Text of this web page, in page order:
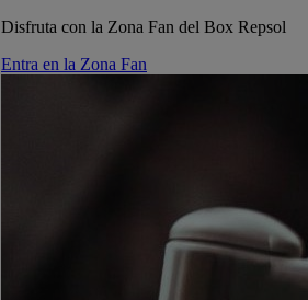
Disfruta con la Zona Fan del Box Repsol
Entra en la Zona Fan